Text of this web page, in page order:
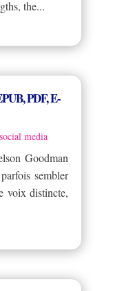
the...
PDF, E-
social media
Goodman
sembler
voix distincte,